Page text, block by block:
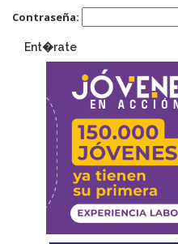
Contraseña:
Ent�rate